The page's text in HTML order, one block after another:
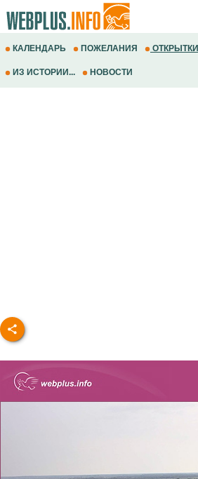
КАЛЕНДАРЬ ПОЖЕЛАНИЯ ОТКРЫТКИ
ИЗ ИСТОРИИ... НОВОСТИ